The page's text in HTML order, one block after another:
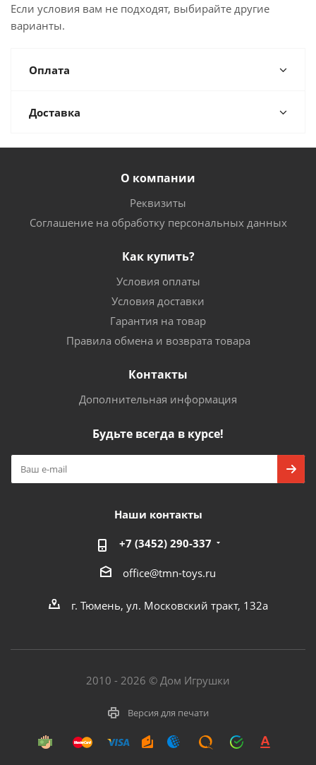
Если условия вам не подходят, выбирайте другие
варианты.
Оплата
Доставка
О компании
Реквизиты
Соглашение на обработку персональных данных
Как купить?
Условия оплаты
Условия доставки
Гарантия на товар
Правила обмена и возврата товара
Контакты
Дополнительная информация
Будьте всегда в курсе!
Наши контакты
+7 (3452) 290-337
office@tmn-toys.ru
г. Тюмень, ул. Московский тракт, 132а
2010 - 2026 © Дом Игрушки
Версия для печати